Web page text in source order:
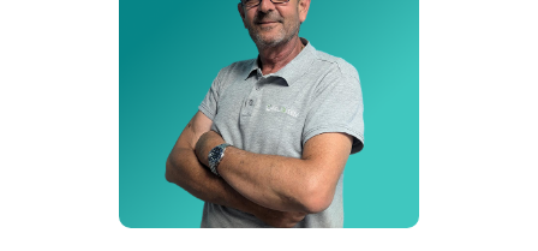
Delegación:
Madrid
Cita:
❝ No hay segunda oportunidad para dar la primera impresión
❞